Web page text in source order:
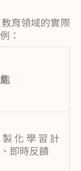
育領域的實際
：
化學習計
即時反饋